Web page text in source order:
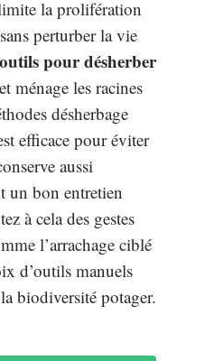
la prolifération
perturber la vie
outils pour désherber
ménage les racines
désherbage
efficace pour éviter
aussi
un bon entretien
à cela des gestes
l’arrachage ciblé
d’outils manuels
biodiversité potager.